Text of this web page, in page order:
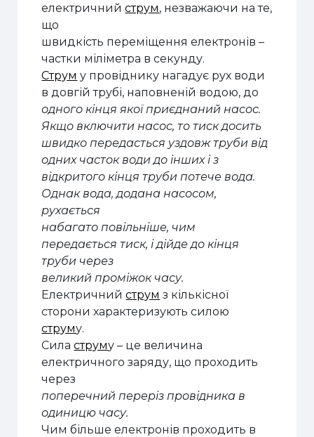
електричнийструм, незважаючи на те,
що
швидкість переміщення електронів –
частки міліметра в секунду.
Струм у провіднику нагадує рух води
в довгій трубі, наповненій водою, до
одного кінця якої приєднаний насос.
Якщо включити насос, то тиск досить
швидко передасться уздовж труби від
одних часток води до інших і з
відкритого кінця труби потече вода.
Однак вода, додана насосом,
рухається
набагато повільніше, чим
передається тиск, і дійде до кінця
труби через
великий проміжок часу.
Електричнийструм з кількісної
сторони характеризують силою
струму.
Силаструму– це величина
електричного заряду, що проходить
через
поперечний переріз провідника в
одиницю часу.
Чим більше електронів проходить в